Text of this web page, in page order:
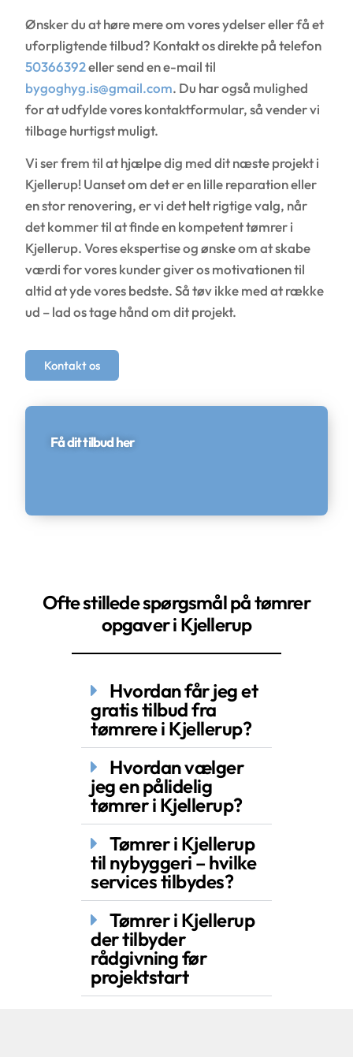
Ønsker du at høre mere om vores ydelser eller få et
uforpligtende tilbud? Kontakt os direkte på telefon
50366392eller send en e-mail til
bygoghyg.is@gmail.com. Du har også mulighed
for at udfylde vores kontaktformular, så vender vi
tilbage hurtigst muligt.
Vi ser frem til at hjælpe dig med dit næste projekt i
Kjellerup! Uanset om det er en lille reparation eller
en stor renovering, er vi det helt rigtige valg, når
det kommer til at finde en kompetent tømrer i
Kjellerup. Vores ekspertise og ønske om at skabe
værdi for vores kunder giver os motivationen til
altid at yde vores bedste. Så tøv ikke med at række
ud – lad os tage hånd om dit projekt.
Kontakt os
Få dit tilbud her
Ofte stillede spørgsmål på tømrer
opgaver i Kjellerup
Hvordan får jeg et
gratis tilbud fra
tømrere i Kjellerup?
Hvordan vælger
jeg en pålidelig
tømrer i Kjellerup?
Tømrer i Kjellerup
til nybyggeri – hvilke
services tilbydes?
Tømrer i Kjellerup
der tilbyder
rådgivning før
projektstart